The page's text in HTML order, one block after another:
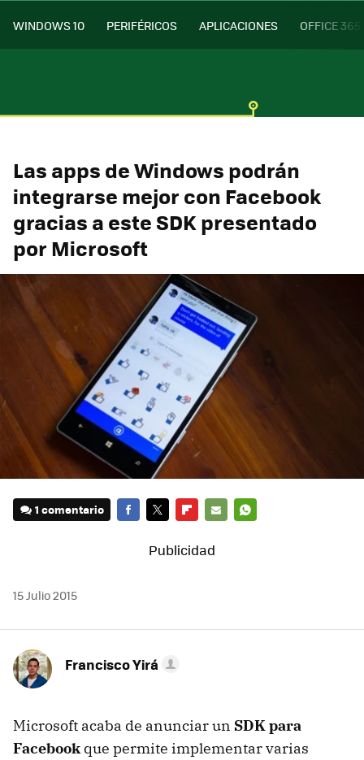
WINDOWS 10 PERIFÉRICOS APLICACIONES OFFICE 365
Las apps de Windows podrán
integrarse mejor con Facebook
gracias a este SDK presentado
por Microsoft
1 comentario
MAIL
15 Julio 2015
Francisco Yirá
Microsoft acaba de anunciar un SDK para
Facebookque permite implementar varias